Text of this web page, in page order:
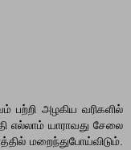
பற்றி அழகிய வரிகளில்
எல்லாம் யாராவது சேலை
மறைந்துபோய்விடும்.